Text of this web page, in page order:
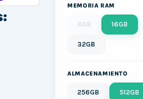
MEMORIA RAM
8GB 16GB
32GB
ALMACENAMIENTO
256GB 512GB